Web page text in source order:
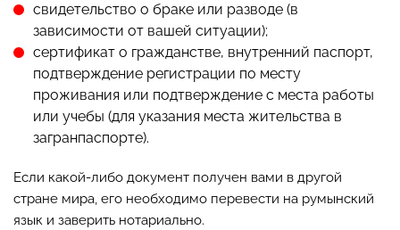
свидетельство о браке или разводе (в
зависимости от вашей ситуации);
сертификат о гражданстве, внутренний паспорт,
подтверждение регистрации по месту
проживания или подтверждение с места работы
или учебы (для указания места жительства в
загранпаспорте).
Если какой-либо документ получен вами в другой
стране мира, его необходимо перевести на румынский
язык и заверить нотариально.